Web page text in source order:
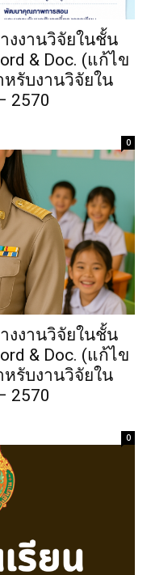
งงานวิจัยในชั้น
& Doc. (แก้ไข
รับงานวิจัยใน
2570
0
งงานวิจัยในชั้น
& Doc. (แก้ไข
รับงานวิจัยใน
2570
0